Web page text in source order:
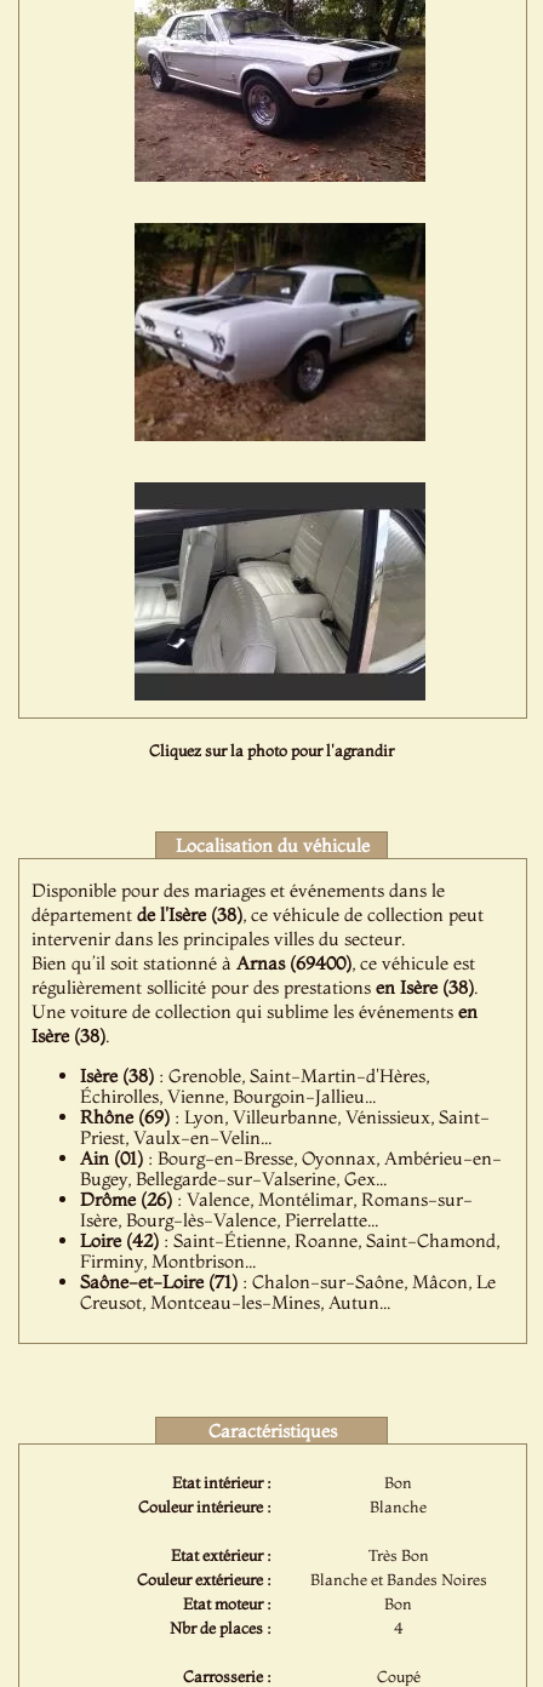
Cliquez sur la photo pour l'agrandir
Localisation du véhicule
Disponible pour des mariages et événements dans le
départementde l'Isère (38), ce véhicule de collection peut
intervenir dans les principales villes du secteur.
Bien qu’il soit stationné àArnas (69400), ce véhicule est
régulièrement sollicité pour des prestationsen Isère (38).
Une voiture de collection qui sublime les événementsen
Isère (38).
Isère (38) : Grenoble, Saint-Martin-d'Hères,
Échirolles, Vienne, Bourgoin-Jallieu...
Rhône (69) : Lyon, Villeurbanne, Vénissieux, Saint-
Priest, Vaulx-en-Velin...
Ain (01) : Bourg-en-Bresse, Oyonnax, Ambérieu-en-
Bugey, Bellegarde-sur-Valserine, Gex...
Drôme (26) : Valence, Montélimar, Romans-sur-
Isère, Bourg-lès-Valence, Pierrelatte...
Loire (42) : Saint-Étienne, Roanne, Saint-Chamond,
Firminy, Montbrison...
Saône-et-Loire (71) : Chalon-sur-Saône, Mâcon, Le
Creusot, Montceau-les-Mines, Autun...
Caractéristiques
Etat intérieur :
Bon
Couleur intérieure :
Blanche
Etat extérieur :
Très Bon
Couleur extérieure :
Blanche et Bandes Noires
Etat moteur :
Bon
Nbr de places :
4
Carrosserie :
Coupé